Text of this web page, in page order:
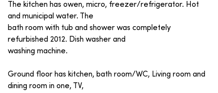
The kitchen has owen, micro, freezer/refrigerator. Hot
and municipal water. The
bath room with tub and shower was completely
refurbished 2012. Dish washer and
washing machine.
Ground floor has kitchen, bath room/WC, Living room and
dining room in one, TV,